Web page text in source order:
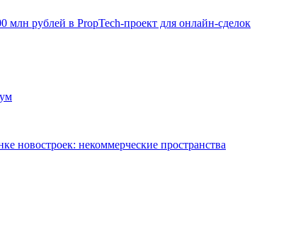
млн рублей в PropTech-проект для онлайн-сделок
новостроек: некоммерческие пространства